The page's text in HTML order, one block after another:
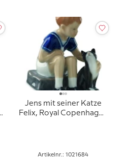
Jens mit seiner Katze
Felix, Royal Copenhagen
Artikelnr.: 1021684